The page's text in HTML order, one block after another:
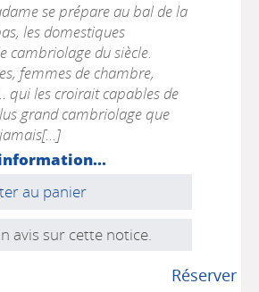
se prépare au bal de la
les domestiques
cambriolage du siècle.
femmes de chambre,
qui les croirait capables de
grand cambriolage que
au panier
avis sur cette notice.
Réserver